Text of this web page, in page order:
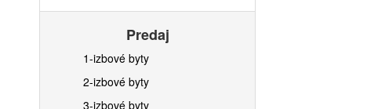
Predaj
1-izbové byty
2-izbové byty
3-izbové byty